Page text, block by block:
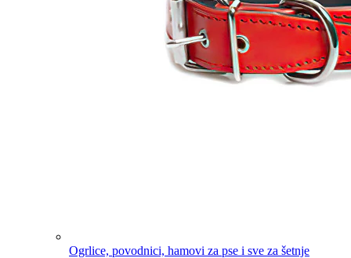
Ogrlice, povodnici, hamovi za pse i sve za šetnje